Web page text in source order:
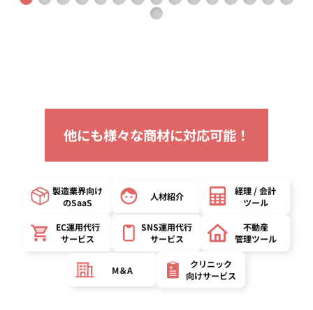
他にも様々な商材に対応可能！
製造業界向け
のSaaS 人材紹介
経理 / 会計
ツール
EC運用代行
サービス
SNS運用代行
サービス
不動産
管理ツール
M＆A
クリニック
向けサービス